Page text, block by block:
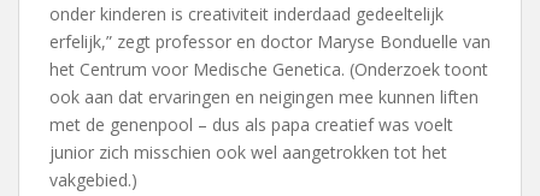
onder kinderen is creativiteit inderdaad gedeeltelijk
erfelijk,” zegt professor en doctor Maryse Bonduelle van
het Centrum voor Medische Genetica. (Onderzoek toont
ook aan dat ervaringen en neigingen mee kunnen liften
met de genenpool – dus als papa creatief was voelt
junior zich misschien ook wel aangetrokken tot het
vakgebied.)